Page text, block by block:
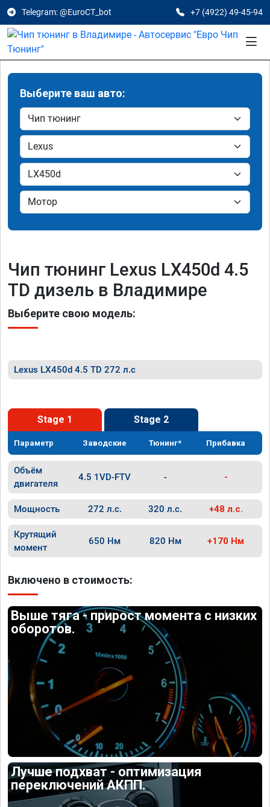
Telegram: @EuroCT_bot +7 (4922) 49-45-94
Выберите ваш авто:
Чип тюнинг Lexus LX450d 4.5
TD дизель в Владимире
Выберите свою модель:
Lexus LX450d 4.5 TD 272 л.с
Stage 1 Stage 2
Параметр Заводские Тюнинг* Прибавка
Объём
двигателя
4.5 1VD-FTV - -
Мощность 272 л.с. 320 л.с. +48 л.с.
Крутящий
момент
650 Нм 820 Нм +170 Нм
Включено в стоимость:
Выше тяга - прирост момента с низких
оборотов.
Лучше подхват - оптимизация
переключений АКПП.